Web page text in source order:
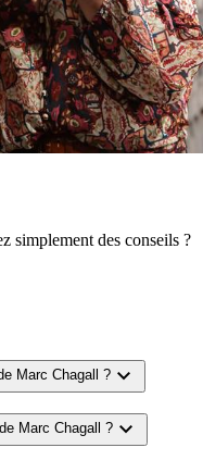
simplement des conseils ?
Marc Chagall ? expand_more
Marc Chagall ? expand_more